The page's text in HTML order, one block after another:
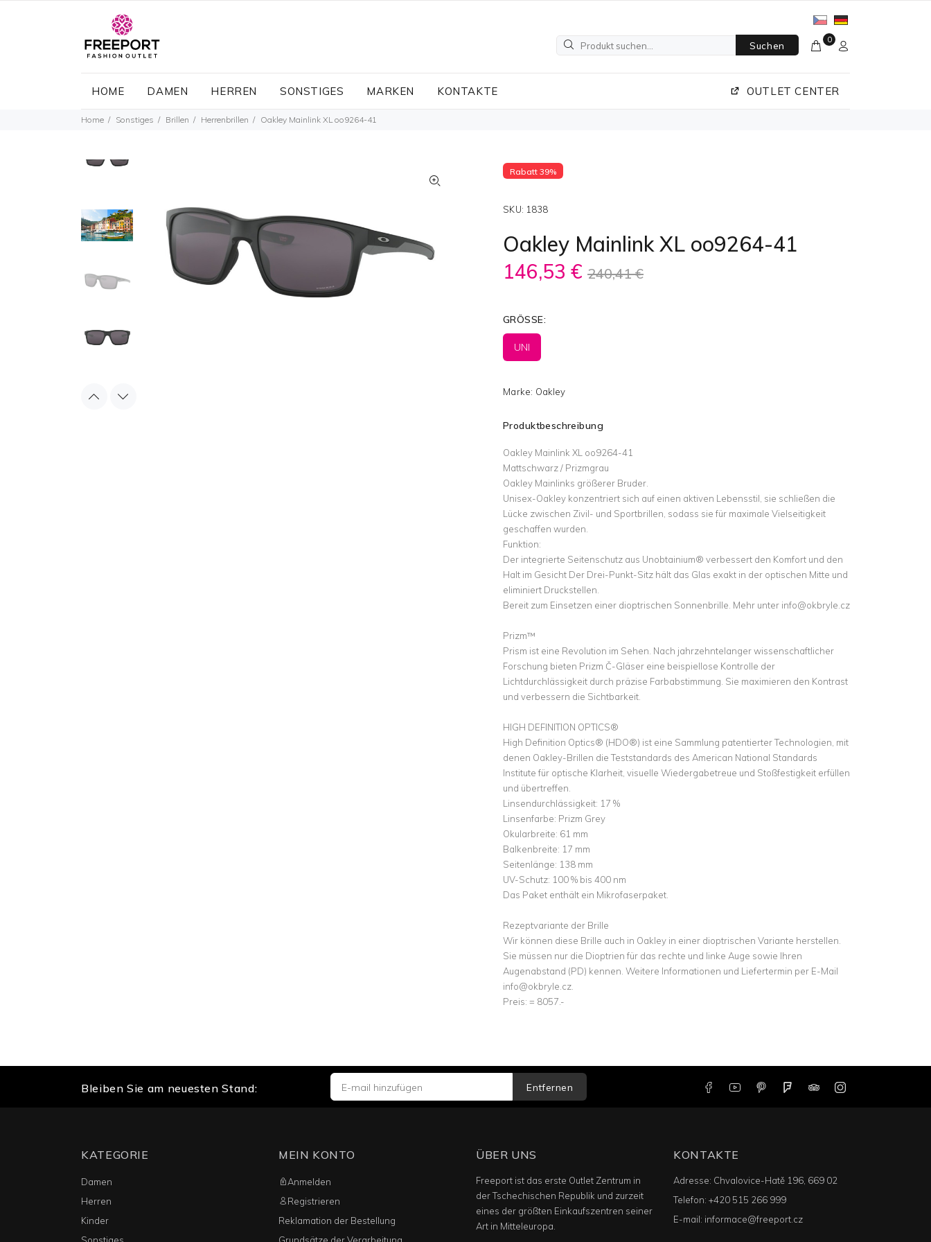
Suchen
0
HOME DAMEN HERREN SONSTIGES MARKEN KONTAKTE OUTLET CENTER
Home Sonstiges Brillen Herrenbrillen Oakley Mainlink XL oo9264-41
Rabatt 39%
SKU: 1838
Oakley Mainlink XL oo9264-41
146,53 € 240,41 €
GRÖSSE:
UNI
Marke: Oakley
Produktbeschreibung
Oakley Mainlink XL oo9264-41
Mattschwarz / Prizmgrau
Oakley Mainlinks größerer Bruder.
Unisex-Oakley konzentriert sich auf einen aktiven Lebensstil, sie schließen die
Lücke zwischen Zivil- und Sportbrillen, sodass sie für maximale Vielseitigkeit
geschaffen wurden.
Funktion:
Der integrierte Seitenschutz aus Unobtainium® verbessert den Komfort und den
Halt im Gesicht Der Drei-Punkt-Sitz hält das Glas exakt in der optischen Mitte und
eliminiert Druckstellen.
Bereit zum Einsetzen einer dioptrischen Sonnenbrille. Mehr unter info@okbryle.cz
Prizm™
Prism ist eine Revolution im Sehen. Nach jahrzehntelanger wissenschaftlicher
Forschung bieten Prizm Č-Gläser eine beispiellose Kontrolle der
Lichtdurchlässigkeit durch präzise Farbabstimmung. Sie maximieren den Kontrast
und verbessern die Sichtbarkeit.
HIGH DEFINITION OPTICS®
High Definition Optics® (HDO®) ist eine Sammlung patentierter Technologien, mit
denen Oakley-Brillen die Teststandards des American National Standards
Institute für optische Klarheit, visuelle Wiedergabetreue und Stoßfestigkeit erfüllen
und übertreffen.
Linsendurchlässigkeit: 17 %
Linsenfarbe: Prizm Grey
Okularbreite: 61 mm
Balkenbreite: 17 mm
Seitenlänge: 138 mm
UV-Schutz: 100 % bis 400 nm
Das Paket enthält ein Mikrofaserpaket.
Rezeptvariante der Brille
Wir können diese Brille auch in Oakley in einer dioptrischen Variante herstellen.
Sie müssen nur die Dioptrien für das rechte und linke Auge sowie Ihren
Augenabstand (PD) kennen. Weitere Informationen und Liefertermin per E-Mail
info@okbryle.cz.
Preis: = 8057.-
Bleiben Sie am neuesten Stand: Entfernen
KATEGORIE
Damen
Herren
Kinder
MEIN KONTO
Anmelden
Registrieren
Reklamation der Bestellung
ÜBER UNS
Freeport ist das erste Outlet Zentrum in
der Tschechischen Republik und zurzeit
eines der größten Einkaufszentren seiner
Art in Mitteleuropa.
KONTAKTE
Adresse: Chvalovice-Hatě 196, 669 02
Telefon: +420 515 266 999
E-mail: informace@freeport.cz